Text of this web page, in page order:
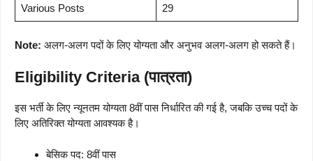
Various Posts 29
Note: अलग-अलग पदों के लिए योग्यता और अनुभव अलग-अलग हो सकते हैं।
Eligibility Criteria (पात्रता)
इस भर्ती के लिए न्यूनतम योग्यता 8वीं पास निर्धारित की गई है, जबकि उच्च पदों के
लिए अतिरिक्त योग्यता आवश्यक है।
बेसिक पद: 8वीं पास